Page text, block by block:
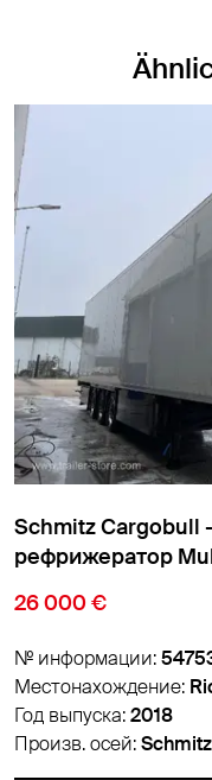
Schmitz
18 900 €
№
Год выпуска:
Произв. осей: